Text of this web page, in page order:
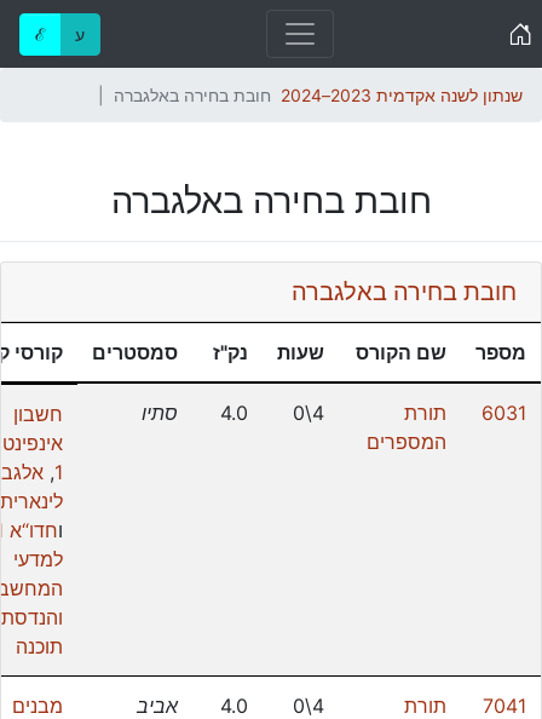
ℰ ע
שנתון לשנה אקדמית 2023–2024 חובת בחירה באלגברה
חובת בחירה באלגברה
חובת בחירה באלגברה
מספר שם הקורס שעות נק"ז סמסטרים קורסי
6031
תורת
המספרים
4\0
4.0 סתיו
חשבון
1
,
לינארית
ו
למדעי
והנדסת
תוכנה
7041
תורת
4\0
4.0 אביב
מבנים